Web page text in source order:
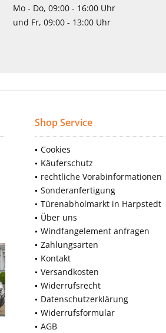
Mo - Do, 09:00 - 16:00 Uhr
und Fr, 09:00 - 13:00 Uhr
Shop Service
Cookies
Käuferschutz
rechtliche Vorabinformationen
Sonderanfertigung
Türenabholmarkt in Harpstedt
Über uns
Windfangelement anfragen
Zahlungsarten
Kontakt
Versandkosten
Widerrufsrecht
Datenschutzerklärung
Widerrufsformular
AGB